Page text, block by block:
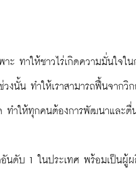
าะ ทาให้ชาวไร่เกิดความมั่นใจใ
วงนั้น ทำให้เราสามารถฟื้นจาก
ำให้ทุกคนต้องการพัฒนาและตื่น
นดับ 1 ในประเทศ พร้อมเป็นผู้